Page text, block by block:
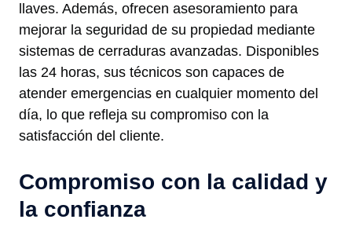
llaves. Además, ofrecen asesoramiento para
mejorar la seguridad de su propiedad mediante
sistemas de cerraduras avanzadas. Disponibles
las 24 horas, sus técnicos son capaces de
atender emergencias en cualquier momento del
día, lo que refleja su compromiso con la
satisfacción del cliente.
Compromiso con la calidad y
la confianza